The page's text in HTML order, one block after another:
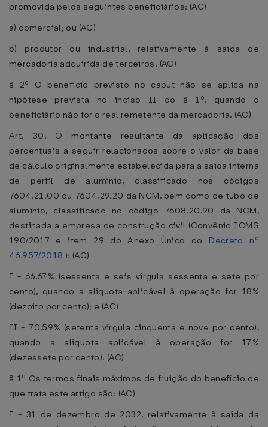
promovida pelos seguintes beneficiários: (AC)
a) comercial; ou (AC)
b) produtor ou industrial, relativamente à saída de
mercadoria adquirida de terceiros. (AC)
§ 2º O benefício previsto no caput não se aplica na
hipótese prevista no inciso II do § 1º, quando o
beneficiário não for o real remetente da mercadoria. (AC)
Art. 30. O montante resultante da aplicação dos
percentuais a seguir relacionados sobre o valor da base
de cálculo originalmente estabelecida para a saída interna
de perfil de alumínio, classificado nos códigos
7604.21.00 ou 7604.29.20 da NCM, bem como de tubo de
alumínio, classificado no código 7608.20.90 da NCM,
destinada a empresa de construção civil (Convênio ICMS
190/2017 e item 29 do Anexo Único do Decreto nº
46.957/2018 ): (AC)
I - 66,67% (sessenta e seis vírgula sessenta e sete por
cento), quando a alíquota aplicável à operação for 18%
(dezoito por cento); e (AC)
II - 70,59% (setenta vírgula cinquenta e nove por cento),
quando a alíquota aplicável à operação for 17%
(dezessete por cento). (AC)
§ 1º Os termos finais máximos de fruição do benefício de
que trata este artigo são: (AC)
I - 31 de dezembro de 2032, relativamente à saída da